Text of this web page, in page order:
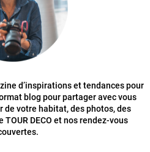
d’inspirations et tendances pour
blog pour partager avec vous
de votre habitat, des photos, des
DECO et nos rendez-vous